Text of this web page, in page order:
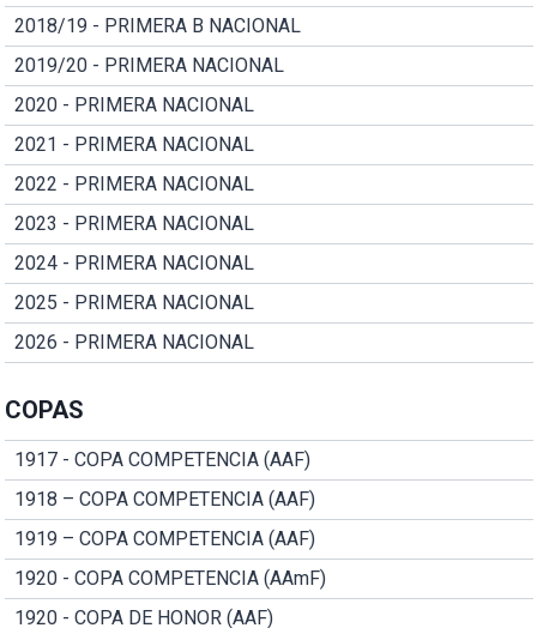
2018/19 - PRIMERA B NACIONAL
2019/20 - PRIMERA NACIONAL
2020 - PRIMERA NACIONAL
2021 - PRIMERA NACIONAL
2022 - PRIMERA NACIONAL
2023 - PRIMERA NACIONAL
2024 - PRIMERA NACIONAL
2025 - PRIMERA NACIONAL
2026 - PRIMERA NACIONAL
COPAS
1917 - COPA COMPETENCIA (AAF)
1918 – COPA COMPETENCIA (AAF)
1919 – COPA COMPETENCIA (AAF)
1920 - COPA COMPETENCIA (AAmF)
1920 - COPA DE HONOR (AAF)